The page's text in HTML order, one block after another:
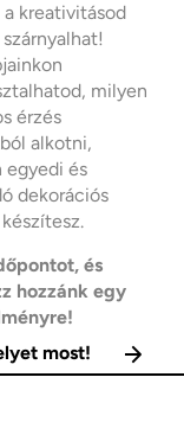
a kreativitásod
milyen
érzés
alkotni,
egyedi és
dekorációs
és
hozzánk egy
most!